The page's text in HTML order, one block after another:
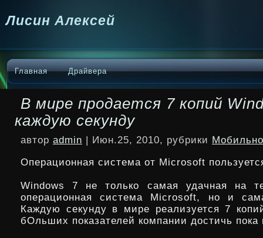
Лисин Алексей
Главная Драйвера
В мире продается 7 копий
каждую секунду
автор admin | Июн.25, 2010, рубрики
Операционная система от Microsoft
Windows 7 не только самая удачная на
операционная система Microsoft, но и
Каждую секунду в мире реализуется 7
бОльших показателей компании достичь пока